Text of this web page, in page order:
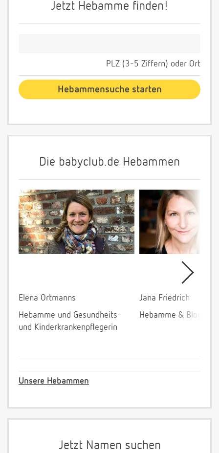
Jetzt Hebamme finden!
PLZ (3-5 Ziffern) oder Ort
Die babyclub.de Hebammen
Elena Ortmanns
Hebamme und Gesundheits-
und Kinderkrankenpflegerin
Jana Friedrich
Hebamme &
Unsere Hebammen
Jetzt Namen suchen